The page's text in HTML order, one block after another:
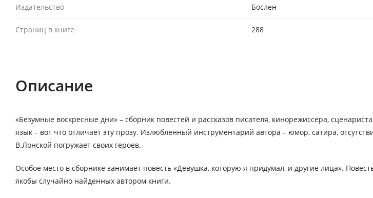
Издательство Бослен
Страниц в книге 288
Описание
«Безумные воскресные дни» – сборник повестей и рассказов писателя, кинорежиссера,
язык – вот что отличает эту прозу. Излюбленный инструментарий автора – юмор, сатира,
В.Лонской погружает своих героев.
Особое место в сборнике занимает повесть «Девушка, которую я придумал, и другие лица».
якобы случайно найденных автором книги.